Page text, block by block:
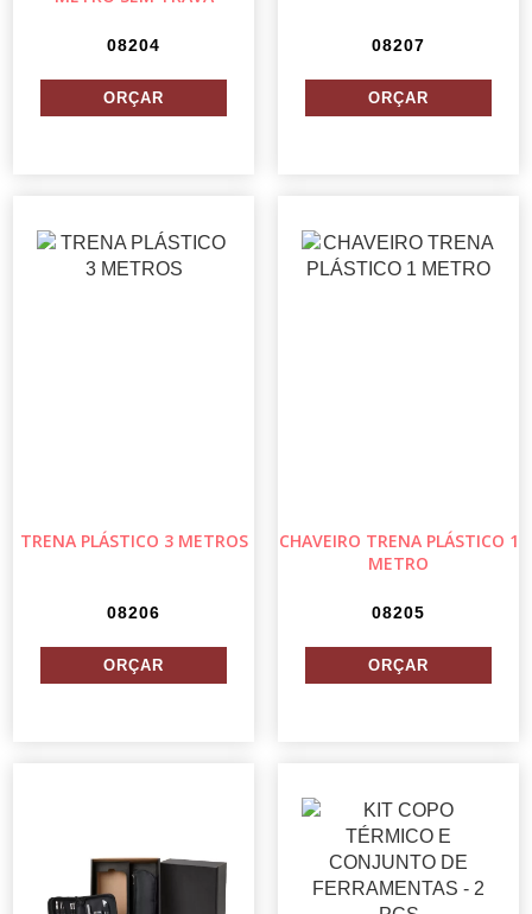
08204 08207
TRENA PLÁSTICO 3 METROS
08206
CHAVEIRO TRENA PLÁSTICO 1
METRO
08205